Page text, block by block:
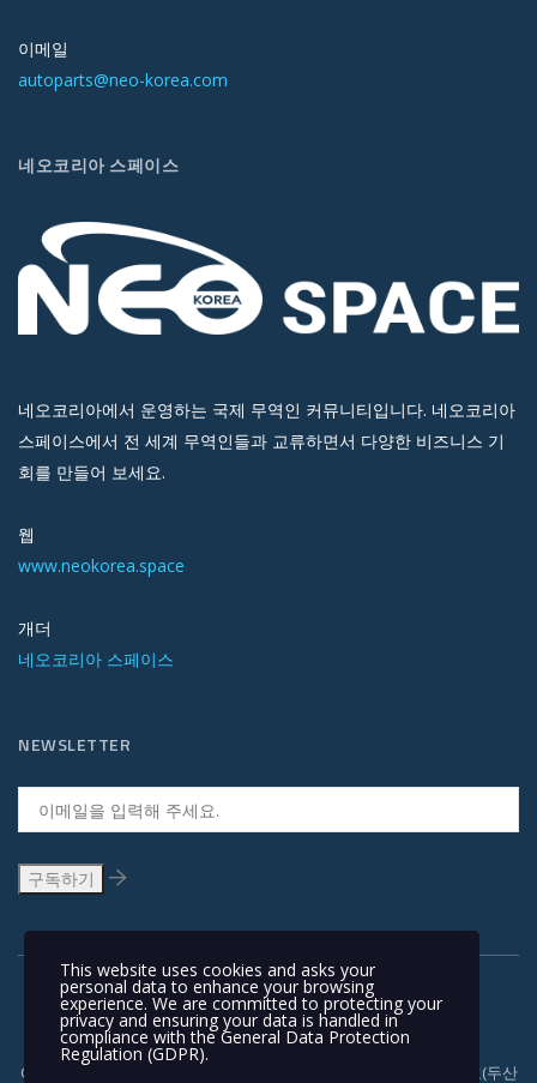
이메일
autoparts@neo-korea.com
네오코리아 스페이스
네오코리아에서 운영하는 국제 무역인 커뮤니티입니다. 네오코리아
스페이스에서 전 세계 무역인들과 교류하면서 다양한 비즈니스 기
회를 만들어 보세요.
웹
www.neokorea.space
개더
네오코리아 스페이스
NEWSLETTER
Copyright © 1991-2018 | 경기도 안양시 흥안대로 415, 서관 1110호(두산
This website uses cookies and asks your
personal data to enhance your browsing
experience. We are committed to protecting your
privacy and ensuring your data is handled in
compliance with theGeneral Data Protection
Regulation (GDPR).